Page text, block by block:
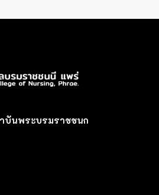
บันพระบรมราชชนก